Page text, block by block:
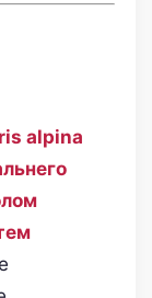
alpina